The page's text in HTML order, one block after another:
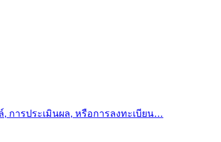
การประเมินผล, หรือการลงทะเบียน…